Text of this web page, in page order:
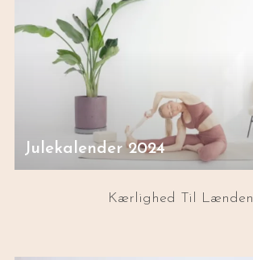
Julekalender 2024
Kærlighed Til Lænden